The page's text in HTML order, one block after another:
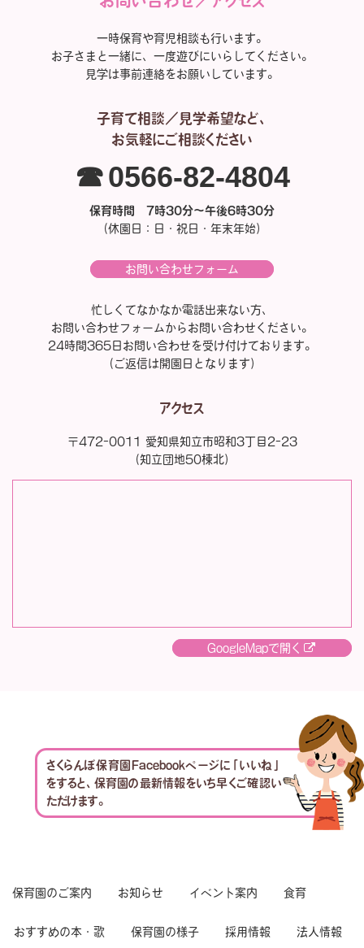
一時保育や育児相談も行います。
お子さまと一緒に、一度遊びにいらしてください。
見学は事前連絡をお願いしています。
子育て相談／見学希望など、
お気軽にご相談ください
☎0566-82-4804
保育時間 7時30分～午後6時30分
（休園日：日・祝日・年末年始）
お問い合わせフォーム
忙しくてなかなか電話出来ない方、
お問い合わせフォームからお問い合わせください。
24時間365日お問い合わせを受け付けております。
（ご返信は開園日となります）
アクセス
〒472-0011 愛知県知立市昭和3丁目2-23
（知立団地50棟北）
GoogleMapで開く
さくらんぼ保育園Facebookページに「いいね」
をすると、保育園の最新情報をいち早くご確認い
ただけます。
保育園のご案内 お知らせ イベント案内 食育
おすすめの本・歌 保育園の様子 採用情報 法人情報